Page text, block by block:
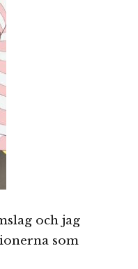
och jag
som